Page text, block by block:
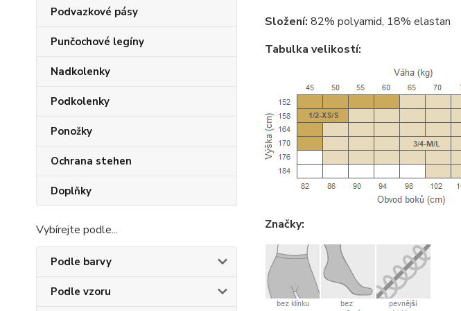
Podvazkové pásy
Punčochové legíny
Nadkolenky
Podkolenky
Ponožky
Ochrana stehen
Doplňky
Vybírejte podle...
Podle barvy
Podle vzoru
Složení: 82% polyamid, 18% elastan
Tabulka velikostí:
Značky: